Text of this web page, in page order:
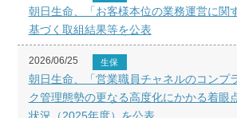
朝日生命、「お客様本位の業務運営に関
基づく取組結果等を公表
2026/06/25 生保
朝日生命、「営業職員チャネルのコンプ
ク管理態勢の更なる高度化にかかる着眼